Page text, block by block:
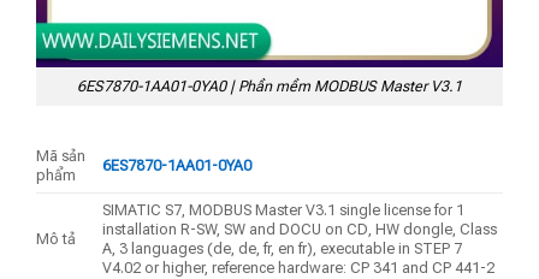
6ES7870-1AA01-0YA0 | Phần mềm MODBUS Master V3.1
Mã sản
phẩm
6ES7870-1AA01-0YA0
Mô tả
SIMATIC S7, MODBUS Master V3.1 single license for 1
installation R-SW, SW and DOCU on CD, HW dongle, Class
A, 3 languages (de, de, fr, en fr), executable in STEP 7
V4.02 or higher, reference hardware: CP 341 and CP 441-2